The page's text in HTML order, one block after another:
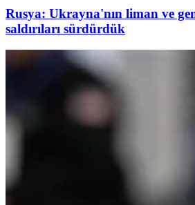
Rusya: Ukrayna'nın liman ve
saldırıları sürdürdük